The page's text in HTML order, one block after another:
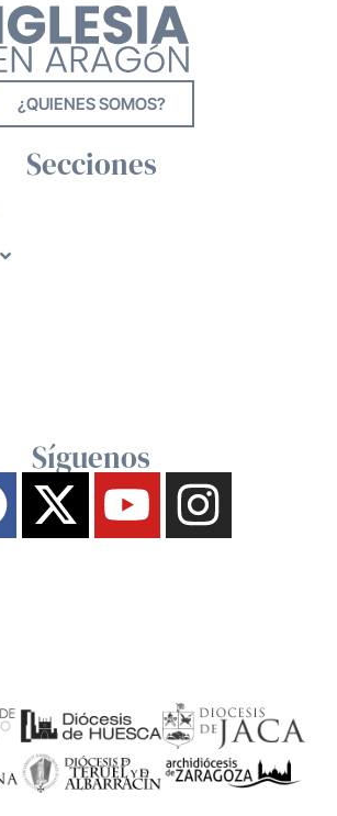
¿QUIENES SOMOS?
Secciones
Síguenos